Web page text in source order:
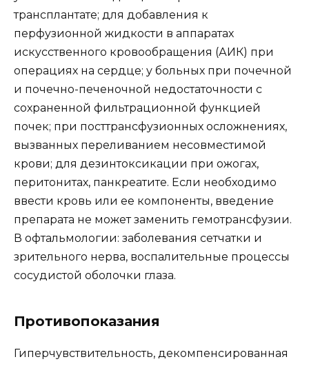
трансплантате; для добавления к
перфузионной жидкости в аппаратах
искусственного кровообращения (АИК) при
операциях на сердце; у больных при почечной
и почечно-печеночной недостаточности с
сохраненной фильтрационной функцией
почек; при посттрансфузионных осложнениях,
вызванных переливанием несовместимой
крови; для дезинтоксикации при ожогах,
перитонитах, панкреатите. Если необходимо
ввести кровь или ее компоненты, введение
препарата не может заменить гемотрансфузии.
В офтальмологии: заболевания сетчатки и
зрительного нерва, воспалительные процессы
сосудистой оболочки глаза.
Противопоказания
Гиперчувствительность, декомпенсированная